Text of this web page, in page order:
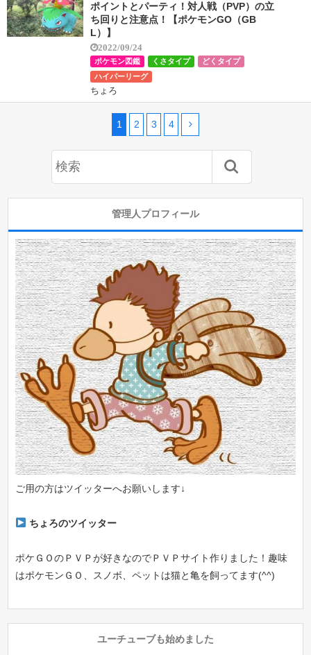
ポイントとパーティ！対人戦（PVP）の立
ち回りと注意点！【ポケモンGO（GB
L）】
2022/09/24
ポケモン図鑑 くさタイプ
どくタイプ
ハイパーリーグ
ちょろ
1 2 3 4
管理人プロフィール
ご用の方はツイッターへお願いします↓
ちょろのツイッター
ポケＧＯのＰＶＰが好きなのでＰＶＰサイト作りました！趣味
はポケモンＧＯ、スノボ、ペットは猫と亀を飼ってます(^^)
ユーチューブも始めました